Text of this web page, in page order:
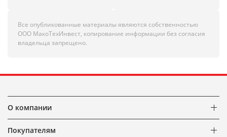
Все опубликованные материалы являются собственностью
ООО МакоТехИнвест, копирование информации без согласия
владельца запрещено.
О компании
Покупателям